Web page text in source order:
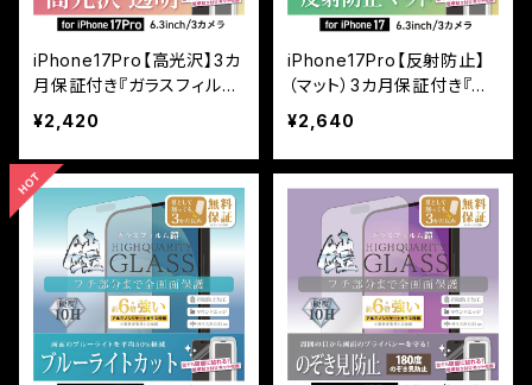
iPhone17Pro【高光沢】3カ
月保証付き『ガラスフィルム
鎧』全面フルカバー（黒フチ
タイプ）＜貼り付けキット付
き＞
¥2,420
iPhone17Pro【反射防止】
（マット）3カ月保証付き『ガ
ラスフィルム鎧』全面フルカ
バー（黒フチタイプ） ＜貼り
付けキット付き＞
¥2,640